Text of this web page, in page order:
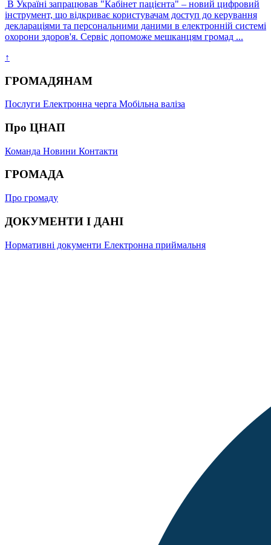
В Україні запрацював "Кабінет пацієнта" – новий цифровий
інструмент, що відкриває користувачам доступ до керування
деклараціями та персональними даними в електронній системі
охорони здоров'я. Сервіс допоможе мешканцям громад ...
↑
ГРОМАДЯНАМ
Послуги Електронна черга Мобільна валіза
Про ЦНАП
Команда Новини Контакти
ГРОМАДА
Про громаду
ДОКУМЕНТИ І ДАНІ
Нормативні документи Електронна приймальня